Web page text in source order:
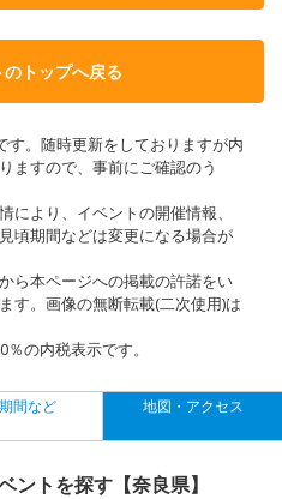
トップへ戻る
。随時更新をしておりますが内
ますので、事前にご確認のう
より、イベントの開催情報、
頃期間などは変更になる場合が
ら本ページへの掲載の許諾をい
す。画像の無断転載(二次使用)は
の内税表示です。
間など 地図・アクセス
ントを探す【奈良県】